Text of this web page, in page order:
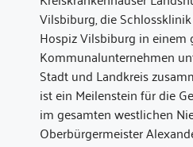
Vilsbiburg, die
Hospiz Vilsbiburg in einem
Kommunalunternehmen
Stadt und Landkreis
ist ein Meilenstein für die
im gesamten westlichen
Oberbürgermeister